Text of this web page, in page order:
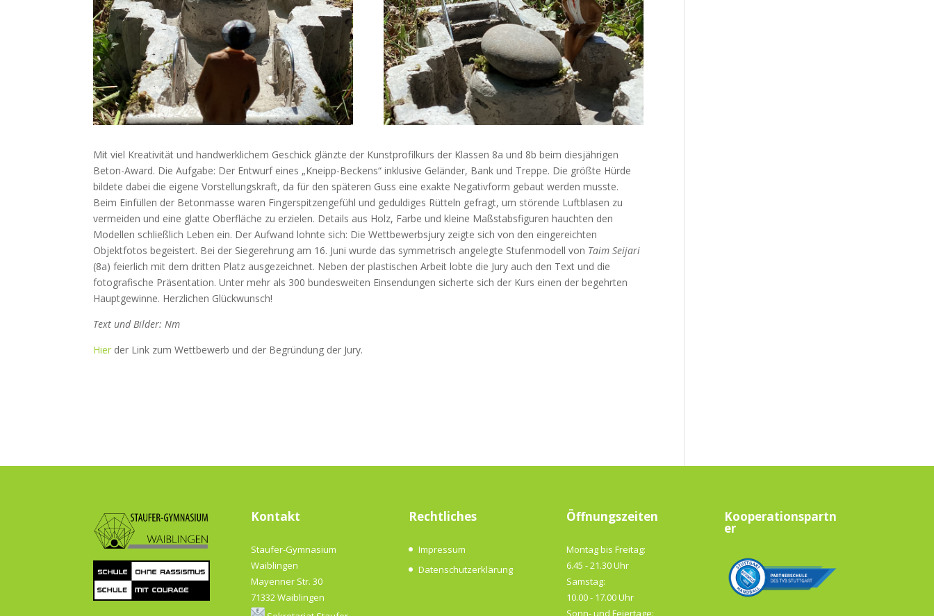
Mit viel Kreativität und handwerklichem Geschick glänzte der Kunstprofilkurs der Klassen 8a und 8b beim diesjährigen
Beton-Award. Die Aufgabe: Der Entwurf eines „Kneipp-Beckens“ inklusive Geländer, Bank und Treppe. Die größte Hürde
bildete dabei die eigene Vorstellungskraft, da für den späteren Guss eine exakte Negativform gebaut werden musste.
Beim Einfüllen der Betonmasse waren Fingerspitzengefühl und geduldiges Rütteln gefragt, um störende Luftblasen zu
vermeiden und eine glatte Oberfläche zu erzielen. Details aus Holz, Farbe und kleine Maßstabsfiguren hauchten den
Modellen schließlich Leben ein. Der Aufwand lohnte sich: Die Wettbewerbsjury zeigte sich von den eingereichten
Objektfotos begeistert. Bei der Siegerehrung am 16. Juni wurde das symmetrisch angelegte Stufenmodell von Taim Seijari
(8a) feierlich mit dem dritten Platz ausgezeichnet. Neben der plastischen Arbeit lobte die Jury auch den Text und die
fotografische Präsentation. Unter mehr als 300 bundesweiten Einsendungen sicherte sich der Kurs einen der begehrten
Hauptgewinne. Herzlichen Glückwunsch!
Text und Bilder: Nm
Hier der Link zum Wettbewerb und der Begründung der Jury.
Kontakt
Staufer-Gymnasium
Waiblingen
Mayenner Str. 30
71332 Waiblingen
Rechtliches
Impressum
Datenschutzerklärung
Öffnungszeiten
Montag bis Freitag:
6.45 - 21.30 Uhr
Samstag:
10.00 - 17.00 Uhr
Sonn- und Feiertage:
Kooperationspartn
er